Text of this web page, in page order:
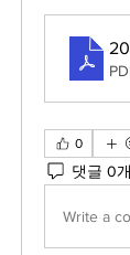
0
댓글 0개
Write a